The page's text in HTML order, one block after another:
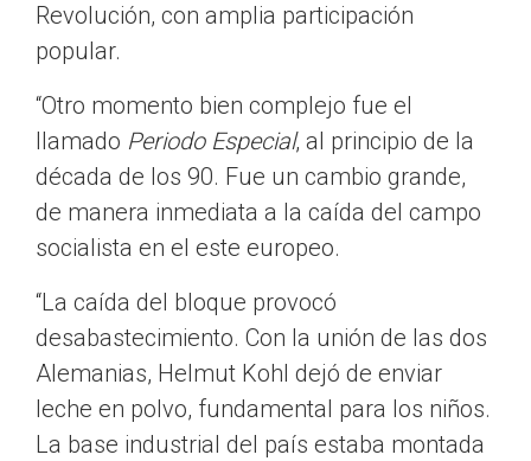
Revolución, con amplia participación
popular.
“Otro momento bien complejo fue el
llamado Periodo Especial, al principio de la
década de los 90. Fue un cambio grande,
de manera inmediata a la caída del campo
socialista en el este europeo.
“La caída del bloque provocó
desabastecimiento. Con la unión de las dos
Alemanias, Helmut Kohl dejó de enviar
leche en polvo, fundamental para los niños.
La base industrial del país estaba montada